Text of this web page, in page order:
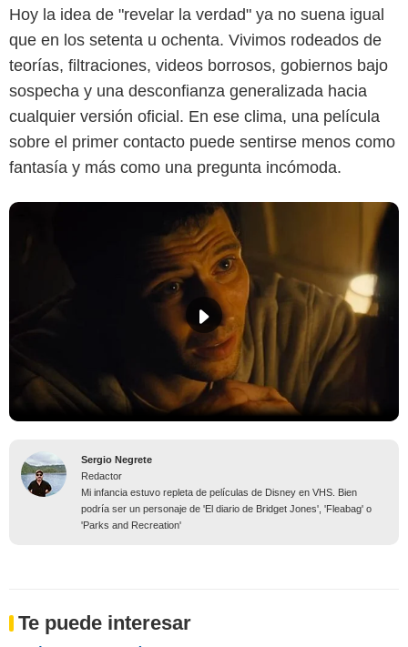
Hoy la idea de "revelar la verdad" ya no suena igual
que en los setenta u ochenta. Vivimos rodeados de
teorías, filtraciones, videos borrosos, gobiernos bajo
sospecha y una desconfianza generalizada hacia
cualquier versión oficial. En ese clima, una película
sobre el primer contacto puede sentirse menos como
fantasía y más como una pregunta incómoda.
Sergio Negrete
Redactor
Mi infancia estuvo repleta de películas de Disney en VHS. Bien
podría ser un personaje de 'El diario de Bridget Jones', 'Fleabag' o
'Parks and Recreation'
Te puede interesar